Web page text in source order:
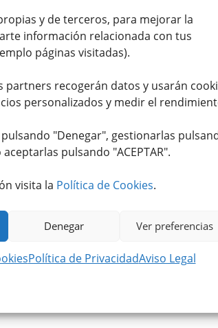
y de terceros, para mejorar la
información relacionada con tus
páginas visitadas).
partners recogerán datos y usarán
personalizados y medir el
"Denegar", gestionarlas
aceptarlas pulsando "ACEPTAR".
visita la Política de Cookies.
Denegar Ver preferencias
Política de PrivacidadAviso Legal